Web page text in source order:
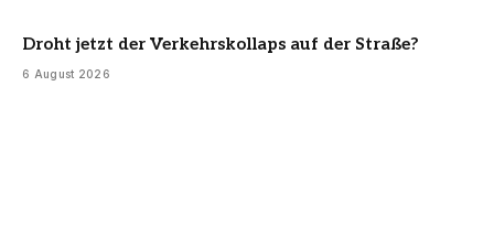
Droht jetzt der Verkehrskollaps auf der Straße?
6 August 2026